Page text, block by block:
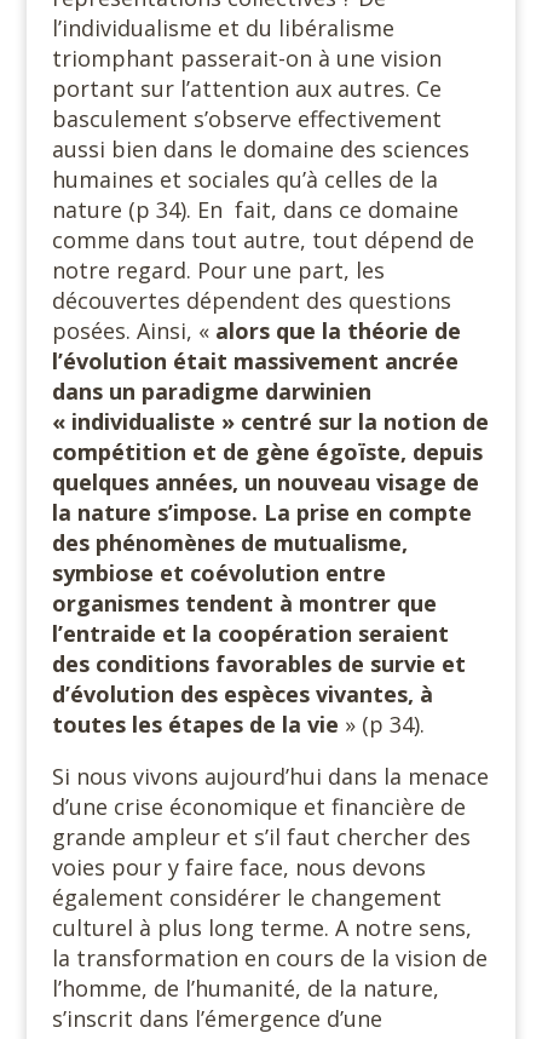
l’individualisme et du libéralisme
triomphant passerait-on à une vision
portant sur l’attention aux autres. Ce
basculement s’observe effectivement
aussi bien dans le domaine des sciences
humaines et sociales qu’à celles de la
nature (p 34). En fait, dans ce domaine
comme dans tout autre, tout dépend de
notre regard. Pour une part, les
découvertes dépendent des questions
posées. Ainsi, « alors que la théorie de
l’évolution était massivement ancrée
dans un paradigme darwinien
« individualiste » centré sur la notion de
compétition et de gène égoïste, depuis
quelques années, un nouveau visage de
la nature s’impose. La prise en compte
des phénomènes de mutualisme,
symbiose et coévolution entre
organismes tendent à montrer que
l’entraide et la coopération seraient
des conditions favorables de survie et
d’évolution des espèces vivantes, à
toutes les étapes de la vie » (p 34).
Si nous vivons aujourd’hui dans la menace
d’une crise économique et financière de
grande ampleur et s’il faut chercher des
voies pour y faire face, nous devons
également considérer le changement
culturel à plus long terme. A notre sens,
la transformation en cours de la vision de
l’homme, de l’humanité, de la nature,
s’inscrit dans l’émergence d’une